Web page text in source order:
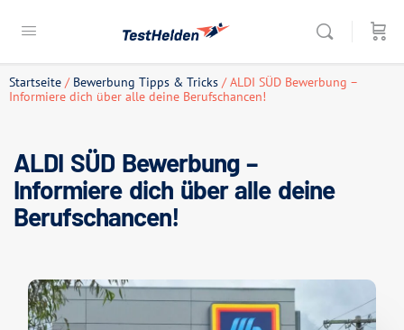
Startseite / Bewerbung Tipps & Tricks / ALDI SÜD Bewerbung –
Informiere dich über alle deine Berufschancen!
ALDI SÜD Bewerbung –
Informiere dich über alle deine
Berufschancen!